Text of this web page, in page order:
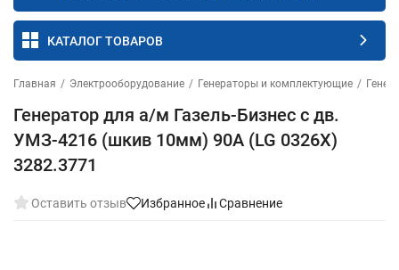
КАТАЛОГ ТОВАРОВ
Главная / Электрооборудование / Генераторы и комплектующие /
Генератор для а/м Газель-Бизнес с дв.
УМЗ-4216 (шкив 10мм) 90A (LG 0326X)
3282.3771
Оставить отзыв Избранное Сравнение